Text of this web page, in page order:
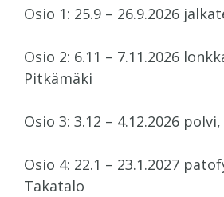
Osio 1: 25.9 – 26.9.2026
Osio 2: 6.11 – 7.11.2026
Pitkämäki
Osio 3: 3.12 – 4.12.2026
Osio 4: 22.1 – 23.1.2027
Takatalo